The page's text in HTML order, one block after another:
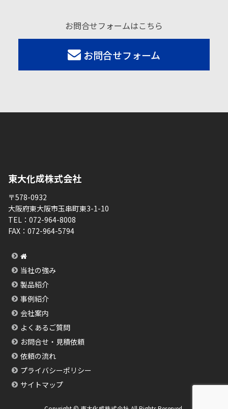
お問合せフォームはこちら
お問合せフォーム
東大化成株式会社
〒578-0932
大阪府東大阪市玉串町東3-1-10
TEL： 072-964-8008
FAX： 072-964-5794
当社の強み
製品紹介
事例紹介
会社案内
よくあるご質問
お問合せ・見積依頼
依頼の流れ
プライバシーポリシー
サイトマップ